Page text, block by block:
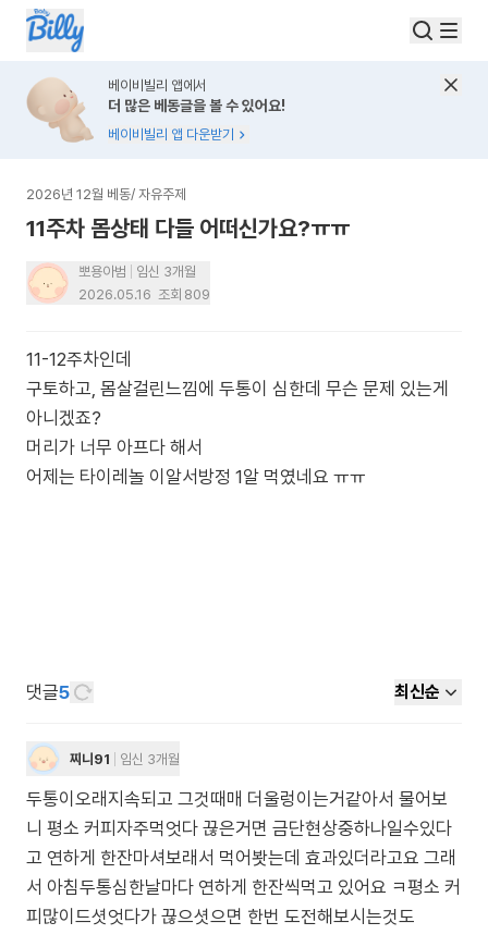
베이비빌리 앱에서
더 많은 베동글을 볼 수 있어요!
베이비빌리 앱 다운받기
2026년 12월 베동/ 자유주제
11주차 몸상태 다들 어떠신가요?ㅠㅠ
뽀용아범
임신 3개월
2026.05.16 조회 809
11-12주차인데
구토하고, 몸살걸린느낌에 두통이 심한데 무슨 문제 있는게
아니겠죠?
머리가 너무 아프다 해서
어제는 타이레놀 이알서방정 1알 먹였네요 ㅠㅠ
댓글5 최신순
찌니91 임신 3개월
두통이오래지속되고 그것때매 더울렁이는거같아서 물어보
니 평소 커피자주먹엇다 끊은거면 금단현상중하나일수있다
고 연하게 한잔마셔보래서 먹어봣는데 효과있더라고요 그래
서 아침두통심한날마다 연하게 한잔씩먹고 있어요 ㅋ평소 커
피많이드셧엇다가 끊으셧으면 한번 도전해보시는것도